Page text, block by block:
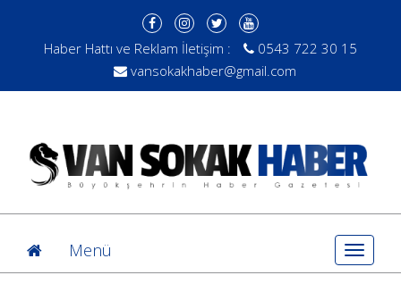
Haber Hattı ve Reklam İletişim :
0543 722 30 15
vansokakhaber@gmail.com
Toggle
Menü